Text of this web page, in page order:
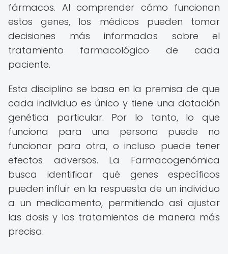
fármacos. Al comprender cómo funcionan
estos genes, los médicos pueden tomar
decisiones más informadas sobre el
tratamiento farmacológico de cada
paciente.
Esta disciplina se basa en la premisa de que
cada individuo es único y tiene una dotación
genética particular. Por lo tanto, lo que
funciona para una persona puede no
funcionar para otra, o incluso puede tener
efectos adversos. La Farmacogenómica
busca identificar qué genes específicos
pueden influir en la respuesta de un individuo
a un medicamento, permitiendo así ajustar
las dosis y los tratamientos de manera más
precisa.